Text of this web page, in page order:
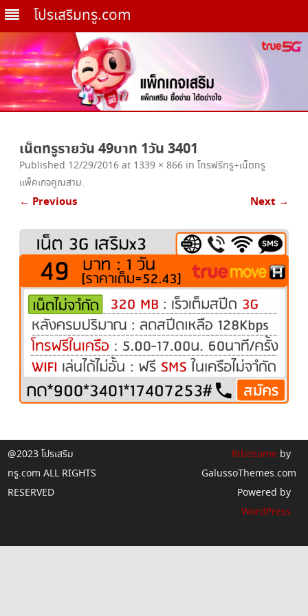
โปรเสริมทรู.com
content
เน็ตทรูรายวัน 49บาท 1วัน 3401
Published 12/29/2016 at 1339 × 866 in โทรฟรีทรู+เน็ตทรู
แพ็คเกจคูณสาม.
← Previous Next →
@2023 โปรเสริม
ทรู.com ALL RIGHTS
RESERVED
Ribosomeby
GalussoThemes.com
Powered by
WordPress